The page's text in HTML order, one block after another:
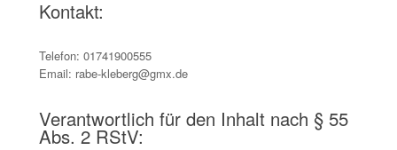
Kontakt:
Telefon: 01741900555
Email: rabe-kleberg@gmx.de
Verantwortlich für den Inhalt nach § 55
Abs. 2 RStV: